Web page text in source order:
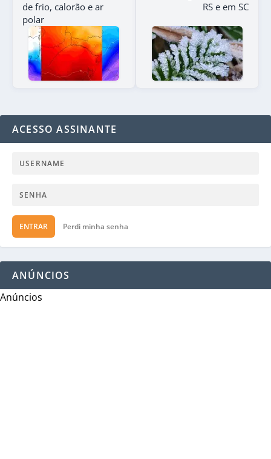
de frio, calorão e ar
polar
RS e em SC
ACESSO ASSINANTE
ENTRAR Perdi minha senha
ANÚNCIOS
Anúncios